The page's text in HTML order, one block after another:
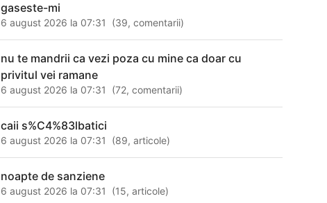
gaseste-mi
6 august 2026 la 07:31 (39,comentarii)
nu te mandrii ca vezi poza cu mine ca doar cu
privitul vei ramane
6 august 2026 la 07:31 (72,comentarii)
caii s%C4%83lbatici
6 august 2026 la 07:31 (89,articole)
noapte de sanziene
6 august 2026 la 07:31 (15,articole)